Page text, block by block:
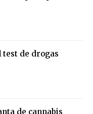
test de drogas
de cannabis